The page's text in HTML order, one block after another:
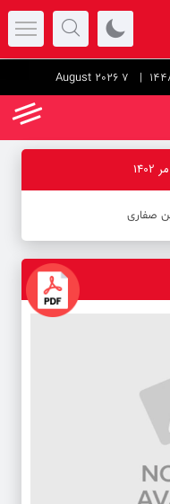
| 7 August 2026
صفاری